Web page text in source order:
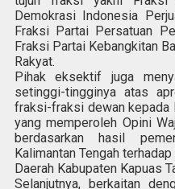
Demokrasi Indonesia
Fraksi Partai Persatuan
Fraksi Partai Kebangkitan
Rakyat.
Pihak eksektif juga
setinggi-tingginya atas
fraksi-fraksi dewan kepada
yang memperoleh Opini
berdasarkan hasil
Kalimantan Tengah
Daerah Kabupaten Kapuas
Selanjutnya, berkaitan